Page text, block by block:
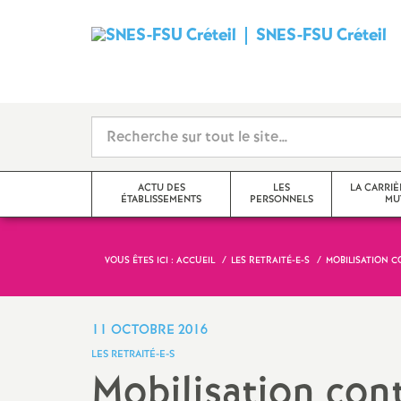
SNES-FSUCréteil
i
c
t
ACTU DES
ÉTABLISSEMENTS
Seine-Saint-Denis
Seine-et-Marne
LES
PERSONNELS
Cpe
documentalistes
LA
VOUS ÊTES ICI : ACCUEIL LES RETRAITÉ-E-S MOBILISATION
11 OCTOBRE 2016
LES RETRAITÉ-E-S